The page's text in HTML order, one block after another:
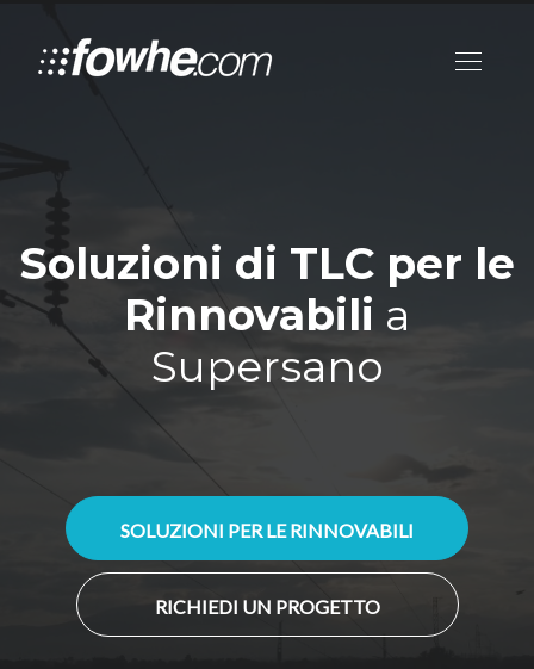
Soluzioni di TLC per le
Rinnovabili a
Supersano
SOLUZIONI PER LE RINNOVABILI
RICHIEDI UN PROGETTO